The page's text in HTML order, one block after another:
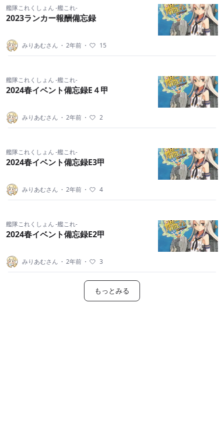
艦隊これくしょん -艦これ-
2023ランカー報酬備忘録
みりあむさん ・ 2年前 ・ 15
艦隊これくしょん -艦これ-
2024春イベント備忘録E４甲
みりあむさん ・ 2年前 ・ 2
艦隊これくしょん -艦これ-
2024春イベント備忘録E3甲
みりあむさん ・ 2年前 ・ 4
艦隊これくしょん -艦これ-
2024春イベント備忘録E2甲
みりあむさん ・ 2年前 ・ 3
もっとみる